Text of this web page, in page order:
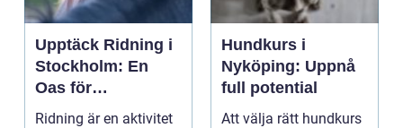
Upptäck Ridning i
Stockholm: En
Oas för
Hästälskare
Ridning är en aktivitet
Hundkurs i
Nyköping: Uppnå
full potential
Att välja rätt hundkurs